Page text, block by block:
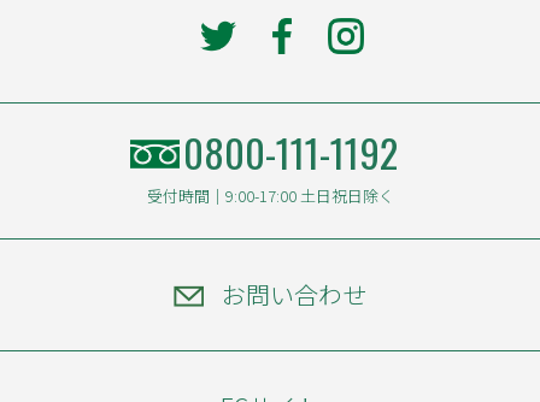
0800-111-1192
受付時間｜9:00-17:00 土日祝日除く
お問い合わせ